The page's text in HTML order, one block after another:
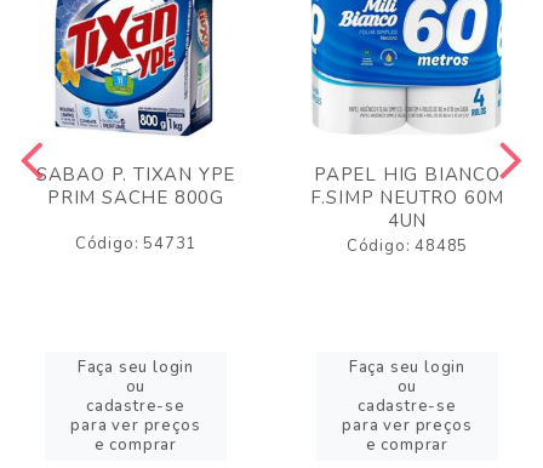
SABAO P. TIXAN YPE
PRIM SACHE 800G
Código: 54731
Faça seu login
ou
cadastre-se
para ver preços
e comprar
PAPEL HIG BIANCO
F.SIMP NEUTRO 60M
4UN
Código: 48485
Faça seu login
ou
cadastre-se
para ver preços
e comprar